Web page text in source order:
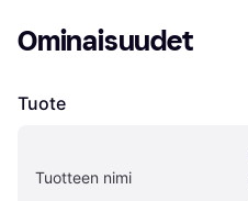
Ominaisuudet
Tuote
Tuotteen nimi